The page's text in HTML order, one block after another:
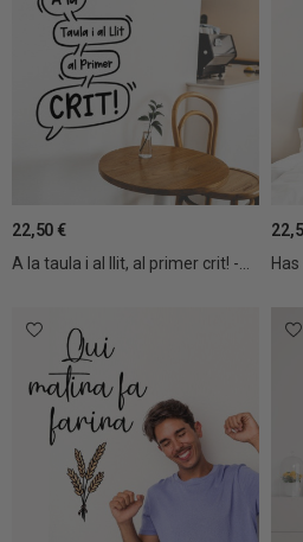
A la taula i al llit, al primer crit! -...
22,50 €